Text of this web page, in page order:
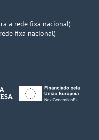
a rede fixa nacional)
fixa nacional)